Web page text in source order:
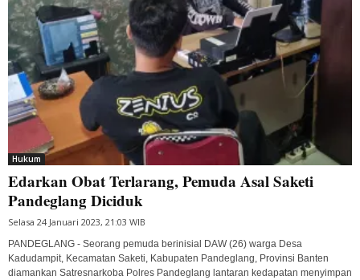
Hukum
Edarkan Obat Terlarang, Pemuda Asal Saketi
Pandeglang Diciduk
Selasa 24 Januari 2023, 21:03 WIB
PANDEGLANG - Seorang pemuda berinisial DAW (26) warga Desa
Kadudampit, Kecamatan Saketi, Kabupaten Pandeglang, Provinsi Banten
diamankan Satresnarkoba Polres Pandeglang lantaran kedapatan menyimpan